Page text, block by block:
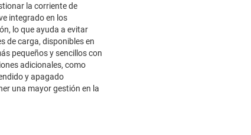
la corriente de
integrado en los
lo que ayuda a evitar
de carga, disponibles en
pequeños y sencillos con
adicionales, como
y apagado
una mayor gestión en la